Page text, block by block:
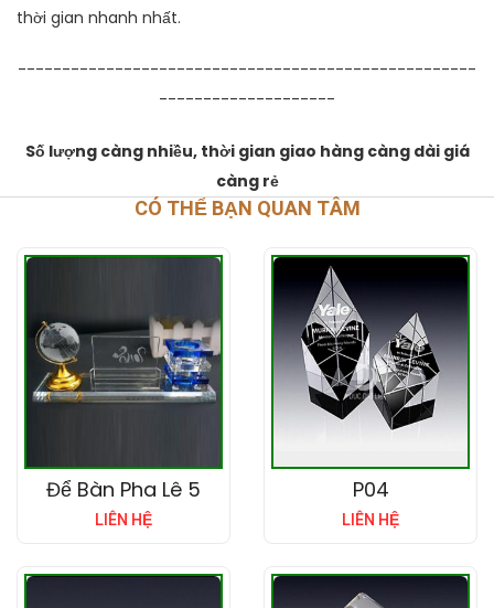
thời gian nhanh nhất.
----------------------------------------------------
--------------------
Số lượng càng nhiều, thời gian giao hàng càng dài giá
càng rẻ
CÓ THỂ BẠN QUAN TÂM
Để Bàn Pha Lê 5
LIÊN HỆ
P04
LIÊN HỆ